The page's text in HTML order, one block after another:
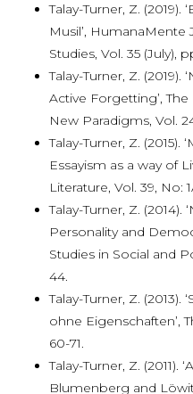
Talay-Turner, Z.
Musil’,
Studies, Vol. 35 (July),
Talay-Turner, Z.
Active Forgetting’,
New Paradigms, Vol.
Talay-Turner, Z. (2015).
Essayism as a way of
Literature, Vol. 39, No:
Talay-Turner, Z.
Personality and
Studies in Social and
44.
Talay-Turner, Z. (2013).
ohne Eigenschaften’,
60-71.
Talay-Turner, Z. (2011).
Blumenberg and